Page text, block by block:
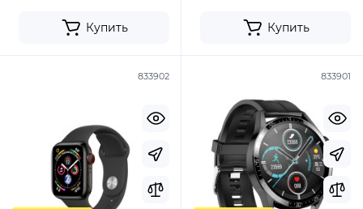
Купить Купить
833902 833901